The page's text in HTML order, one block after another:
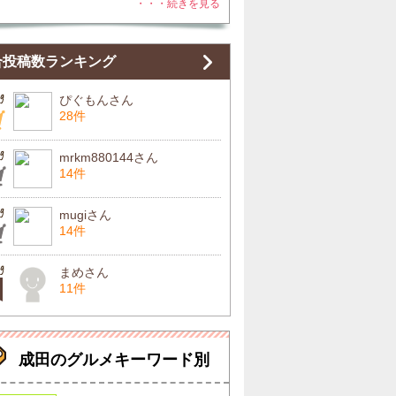
・・・続きを見る
稿数ランキング
ぴぐもんさん
28件
mrkm880144さん
14件
mugiさん
14件
まめさん
11件
成田のグルメキーワード別